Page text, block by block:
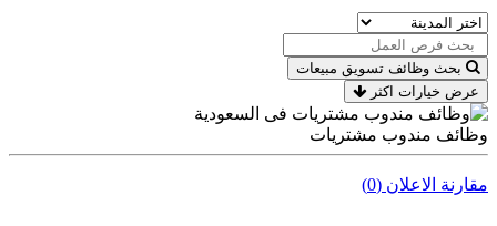
بحث وظائف تسويق مبيعات
عرض خيارات اكثر
وظائف مندوب مشتريات
مقارنة الاعلان (0)